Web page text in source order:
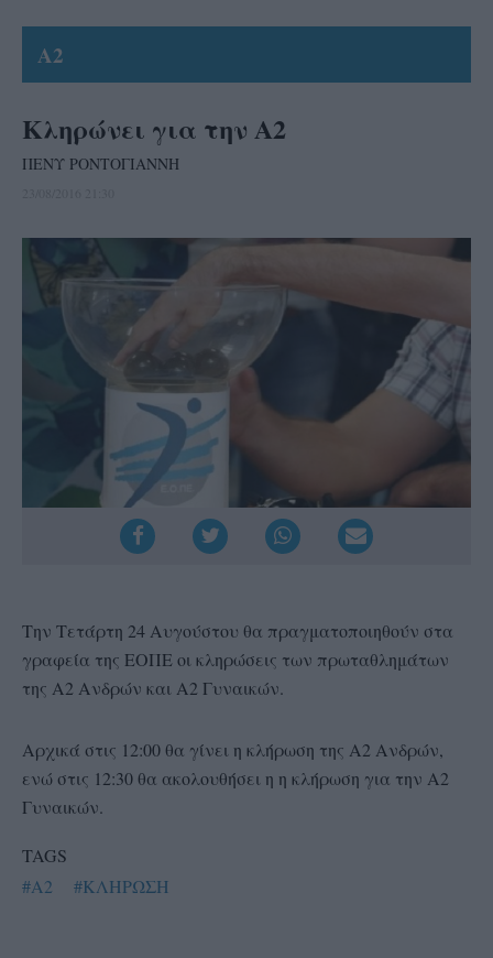
A2
Κληρώνει για την Α2
ΠΕΝΥ ΡΟΝΤΟΓΙΑΝΝΗ
Την Τετάρτη 24 Αυγούστου θα πραγματοποιηθούν στα
γραφεία της ΕΟΠΕ οι κληρώσεις των πρωταθλημάτων
της Α2 Ανδρών και Α2 Γυναικών.
Αρχικά στις 12:00 θα γίνει η κλήρωση της Α2 Ανδρών,
ενώ στις 12:30 θα ακολουθήσει η η κλήρωση για την Α2
Γυναικών.
TAGS
#Α2
#ΚΛΗΡΩΣΗ